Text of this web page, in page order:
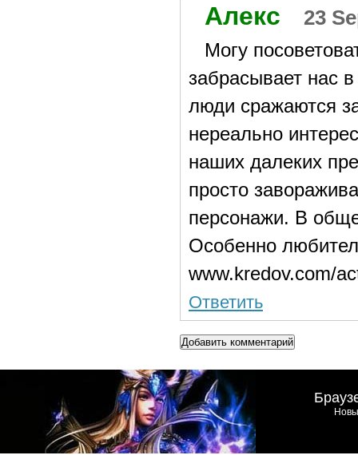
Алекс 23
Могу
забрасывает нас
люди сражаются
нереально
наших далеких
просто
персонажи. В
Особенно
www.kredov.com/
Ответить
Добавить комментарий